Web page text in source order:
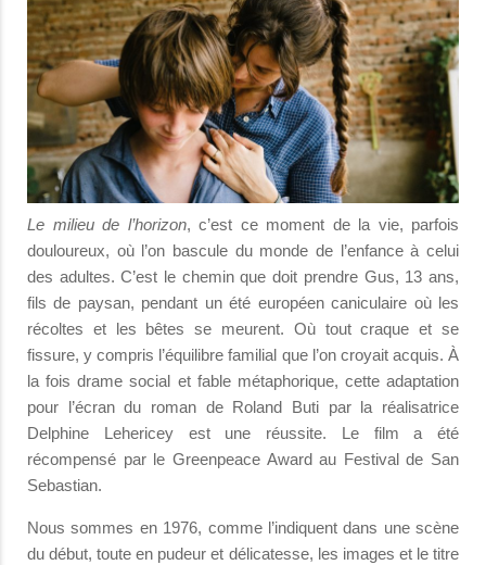
Le milieu de l’horizon, c’est ce moment de la vie, parfois
douloureux, où l’on bascule du monde de l’enfance à celui
des adultes. C’est le chemin que doit prendre Gus, 13 ans,
fils de paysan, pendant un été européen caniculaire où les
récoltes et les bêtes se meurent. Où tout craque et se
fissure, y compris l’équilibre familial que l’on croyait acquis. À
la fois drame social et fable métaphorique, cette adaptation
pour l’écran du roman de Roland Buti par la réalisatrice
Delphine Lehericey est une réussite. Le film a été
récompensé par le Greenpeace Award au Festival de San
Sebastian.
Nous sommes en 1976, comme l’indiquent dans une scène
du début, toute en pudeur et délicatesse, les images et le titre